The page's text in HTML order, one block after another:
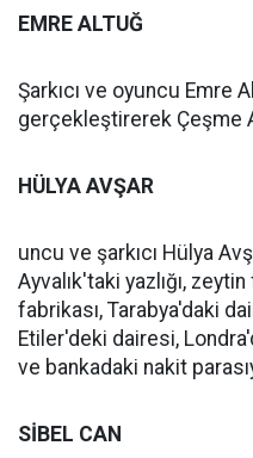
EMRE ALTUĞ
Şarkıcı ve oyuncu Emre
gerçekleştirerek Çeşme
HÜLYA AVŞAR
uncu ve şarkıcı Hülya
Ayvalık'taki yazlığı,
fabrikası, Tarabya'daki
Etiler'deki dairesi,
ve bankadaki nakit
SİBEL CAN